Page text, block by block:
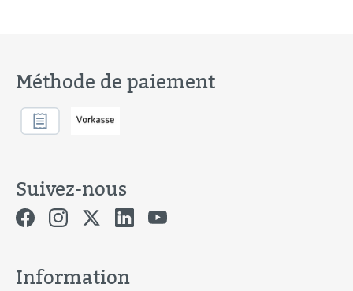
Méthode de paiement
Suivez-nous
Information